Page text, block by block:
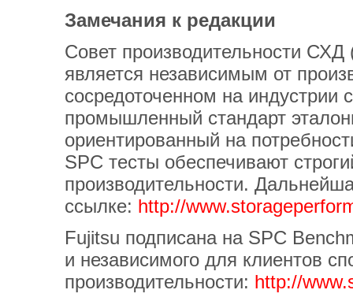
Замечания к редакции
Совет производительности
является независимым от
сосредоточенном на
промышленный стандарт
ориентированный на
SPC тесты обеспечивают
производительности.
ссылке: http://
Fujitsu подписана на SPC
и независимого для клиентов
производительности: http://